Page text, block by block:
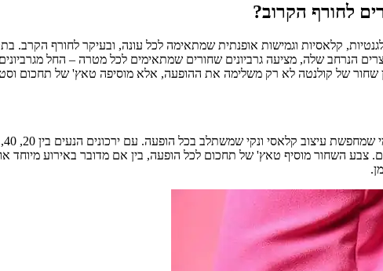
לחורף הקרוב?
קלאסיות וגמישות אופנתית שמתאימה לכל עונה, ובעיקר לחורף
הנרחב שלה, מציעה גרביונים שחורים שמתאימים לכל מטרה – החל
שחור של קולנטה לא רק משלימה את ההופעה, אלא מוסיפה טאץ' של תחכום
צבע השחור מוסיף טאץ' של תחכום לכל הופעה, בין אם מדובר באירוע מיוחד או